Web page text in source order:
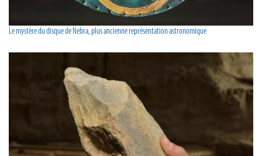
Le mystère du disque de Nebra, plus ancienne représentation astronomique